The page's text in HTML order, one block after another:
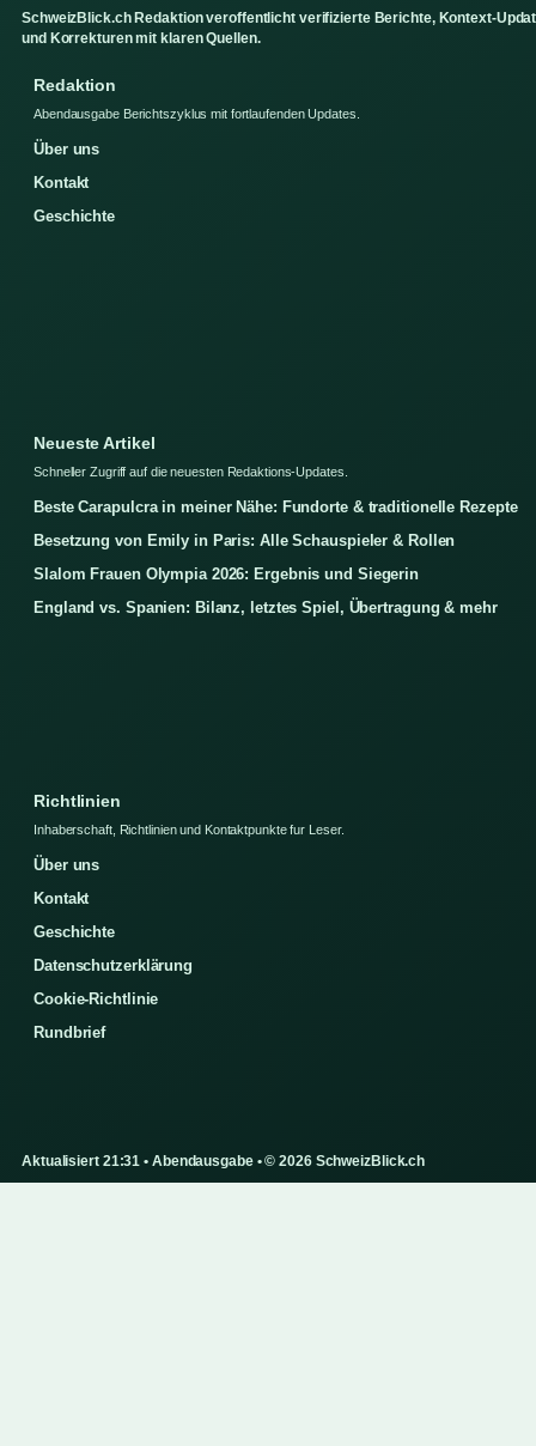
SchweizBlick.ch Redaktion veroffentlicht verifizierte Berichte, Kontext-
und Korrekturen mit klaren Quellen.
Redaktion
Abendausgabe Berichtszyklus mit fortlaufenden Updates.
Über uns
Kontakt
Geschichte
Neueste Artikel
Schneller Zugriff auf die neuesten Redaktions-Updates.
Beste Carapulcra in meiner Nähe: Fundorte & traditionelle Rezepte
Besetzung von Emily in Paris: Alle Schauspieler & Rollen
Slalom Frauen Olympia 2026: Ergebnis und Siegerin
England vs. Spanien: Bilanz, letztes Spiel, Übertragung & mehr
Richtlinien
Inhaberschaft, Richtlinien und Kontaktpunkte fur Leser.
Über uns
Kontakt
Geschichte
Datenschutzerklärung
Cookie-Richtlinie
Rundbrief
Aktualisiert 21:31 • Abendausgabe • © 2026 SchweizBlick.ch